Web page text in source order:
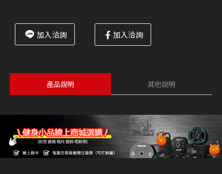
加入洽詢 加入洽詢
產品說明 其他說明